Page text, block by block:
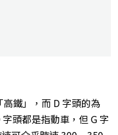
鐵」，而 D 字頭的為
字頭都是指動車，但 G 字